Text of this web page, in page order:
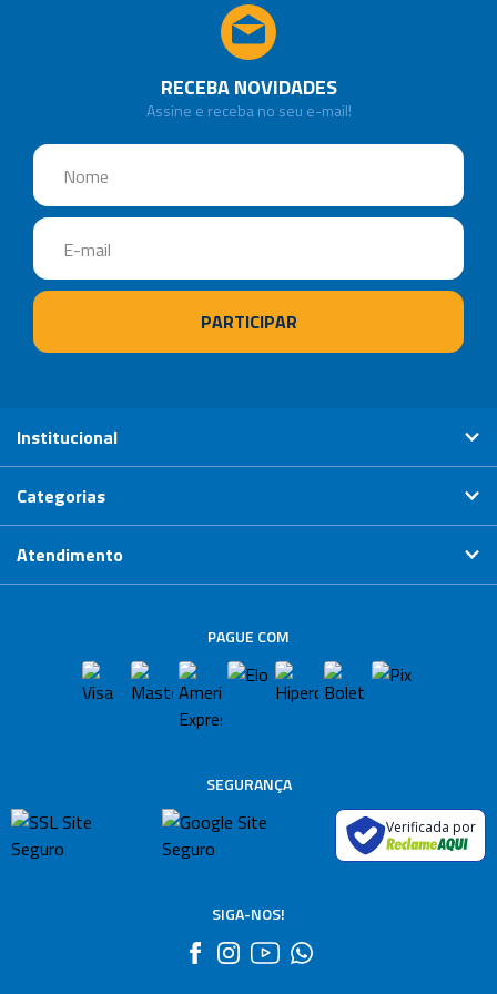
RECEBA NOVIDADES
Assine e receba no seu e-mail!
Institucional
Categorias
Atendimento
PAGUE COM
SEGURANÇA
Verificada por
SIGA-NOS!